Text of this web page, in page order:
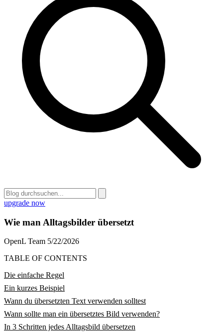
upgrade now
Wie man Alltagsbilder übersetzt
OpenL Team 5/22/2026
TABLE OF CONTENTS
Die einfache Regel
Ein kurzes Beispiel
Wann du übersetzten Text verwenden solltest
Wann sollte man ein übersetztes Bild verwenden?
In 3 Schritten jedes Alltagsbild übersetzen